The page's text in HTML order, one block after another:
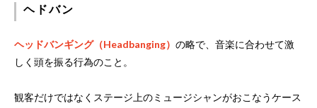
ヘドバン
ヘッドバンギング（Headbanging） の略で、音楽に合わせて激
しく頭を振る行為のこと。
観客だけではなくステージ上のミュージシャンがおこなうケース